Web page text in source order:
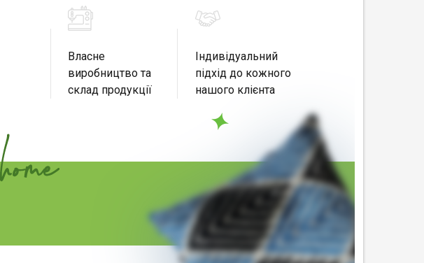
Власне
виробництво та
склад продукції
Індивідуальний
підхід до кожного
нашого клієнта